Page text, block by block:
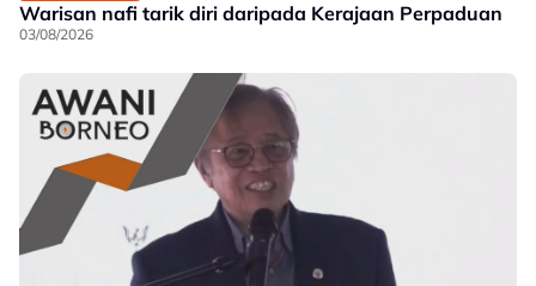
Warisan nafi tarik diri daripada Kerajaan Perpaduan
03/08/2026